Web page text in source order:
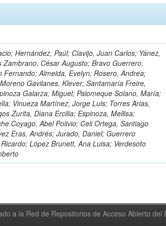
Hernández, Paúl; Clavijo, Juan Carlos; Yánez,
César Augusto; Bravo Guerrero,
Almeida, Evelyn; Rosero, Andrea;
Gavilanes, Klever; Santamaría Freire,
Galarza, Miguel; Palomeque Solano, María;
Vinueza Martínez, Jorge Luis; Torres Arias,
Zurita, Diana Ercilia; Espinoza, Mellisa;
Coyago, Abel Polivio; Celi Ortega, Santiago
Eras, Andrés; Jurado, Daniel; Guerrero
López Brunett, Ana Luisa; Verdesoto
a la Red de Repositorios de Acceso Abierto del